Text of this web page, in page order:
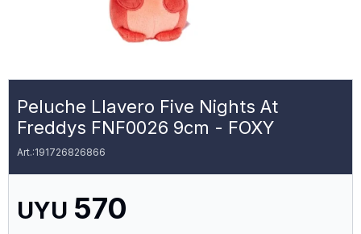
Peluche Llavero Five Nights At
Freddys FNF0026 9cm - FOXY
191726826866
UYU 570